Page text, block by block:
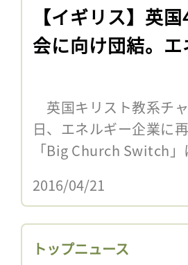
【イギリス】英
会に向け団結。
英国キリスト教系チ
日、エネルギー企業に
「Big Church Switch
2016/04/21
トップニュース